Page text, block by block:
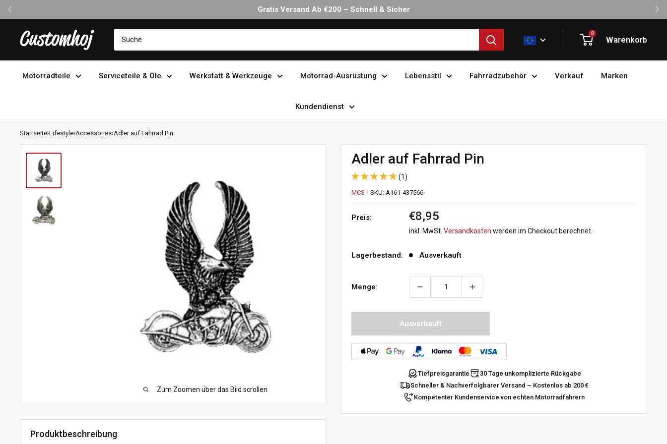
Gratis Versand Ab €200 – Schnell & Sicher
Customhoj 0
Warenkorb
Motorradteile Serviceteile & Öle Werkstatt & Werkzeuge Motorrad-Ausrüstung Lebensstil Fahrradzubehör Verkauf Marken
Kundendienst
Startseite›Lifestyle›Accessories›Adler auf Fahrrad Pin
Zum Zoomen über das Bild scrollen
Adler auf Fahrrad Pin
(1)
MCS SKU: A161-437566
Preis: Sonderpreis
€8,95
inkl. MwSt. Versandkosten werden im Checkout berechnet.
Lagerbestand: Ausverkauft
Menge:
Ausverkauft
Tiefpreisgarantie
30 Tage unkomplizierte Rückgabe
Schneller & Nachverfolgbarer Versand – Kostenlos ab 200 €
Kompetenter Kundenservice von echten Motorradfahrern
Produktbeschreibung